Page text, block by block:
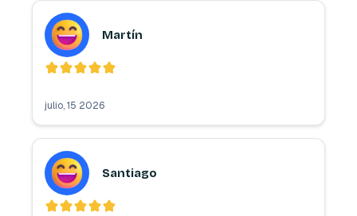
Martín
julio, 15 2026
Santiago